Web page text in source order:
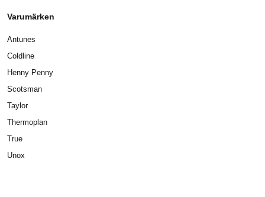
Varumärken
Antunes
Coldline
Henny Penny
Scotsman
Taylor
Thermoplan
True
Unox